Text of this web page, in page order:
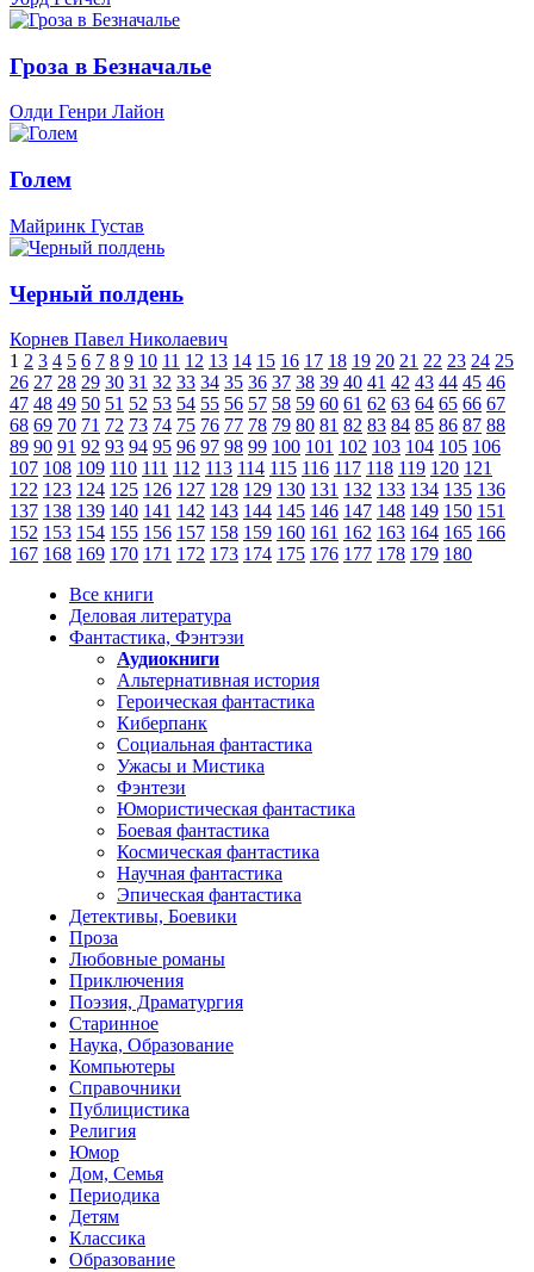
Гроза в Безначалье
Олди Генри Лайон
Голем
Майринк Густав
Черный полдень
Корнев Павел Николаевич
1 2 3 4 5 6 7 8 9 10 11 12 13 14 15 16 17 18 19 20 21 22 23 24 25
26 27 28 29 30 31 32 33 34 35 36 37 38 39 40 41 42 43 44 45 46
47 48 49 50 51 52 53 54 55 56 57 58 59 60 61 62 63 64 65 66 67
68 69 70 71 72 73 74 75 76 77 78 79 80 81 82 83 84 85 86 87 88
89 90 91 92 93 94 95 96 97 98 99 100 101 102 103 104 105 106
107 108 109 110 111 112 113 114 115 116 117 118 119 120 121
122 123 124 125 126 127 128 129 130 131 132 133 134 135 136
137 138 139 140 141 142 143 144 145 146 147 148 149 150 151
152 153 154 155 156 157 158 159 160 161 162 163 164 165 166
167 168 169 170 171 172 173 174 175 176 177 178 179 180
Все книги
Деловая литература
Фантастика, Фэнтэзи
Аудиокниги
Альтернативная история
Героическая фантастика
Киберпанк
Социальная фантастика
Ужасы и Мистика
Фэнтези
Юмористическая фантастика
Боевая фантастика
Космическая фантастика
Научная фантастика
Эпическая фантастика
Детективы, Боевики
Проза
Любовные романы
Приключения
Поэзия, Драматургия
Старинное
Наука, Образование
Компьютеры
Справочники
Публицистика
Религия
Юмор
Дом, Семья
Периодика
Детям
Классика
Образование